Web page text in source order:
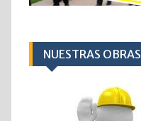
NUESTRAS OBRAS